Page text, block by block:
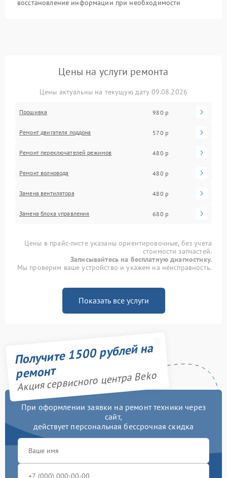
восстановление информации при необходимости
Цены на услуги ремонта
Цены актуальны на текущую дату 09.08.2026
Прошивка 980 р
Ремонт двигателя поддона 570 р
Ремонт переключателей режимов 480 р
Ремонт волновода 480 р
Замена вентилятора 480 р
Замена блока управления 680 р
Цены в прайс-листе указаны ориентировочные, без учета
стоимости запчастей.
Записывайтесь на бесплатную диагностику.
Мы проверим ваше устройство и укажем на неисправность.
Показать все услуги
Получите 1500 рублей на
ремонт
Акция сервисного центра Beko
При оформлении заявки на ремонт техники через
сайт,
действует персональная бессрочная скидка